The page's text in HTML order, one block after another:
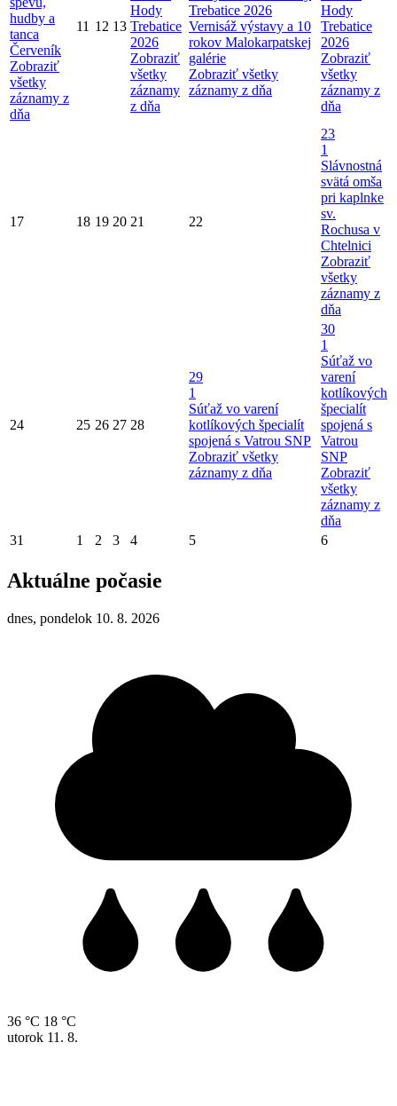
hudby a
tanca
Červeník
Zobraziť
všetky
záznamy z
dňa
11 12 13
Hody
Trebatice
2026
Zobraziť
všetky
záznamy
z dňa
Trebatice 2026
Vernisáž výstavy a 10
rokov Malokarpatskej
galérie
Zobraziť všetky
záznamy z dňa
Hody
Trebatice
2026
Zobraziť
všetky
záznamy z
dňa
17 18 19 20 21 22
23
1
Slávnostná
svätá omša
pri kaplnke
sv.
Rochusa v
Chtelnici
Zobraziť
všetky
záznamy z
dňa
24 25 26 27 28
29
1
Súťaž vo varení
kotlíkových špecialít
spojená s Vatrou SNP
Zobraziť všetky
záznamy z dňa
30
1
Súťaž vo
varení
kotlíkových
špecialít
spojená s
Vatrou
SNP
Zobraziť
všetky
záznamy z
dňa
31
1 2 3 4 5 6
Aktuálne počasie
dnes, pondelok 10. 8. 2026
36 °C 18 °C
utorok 11. 8.